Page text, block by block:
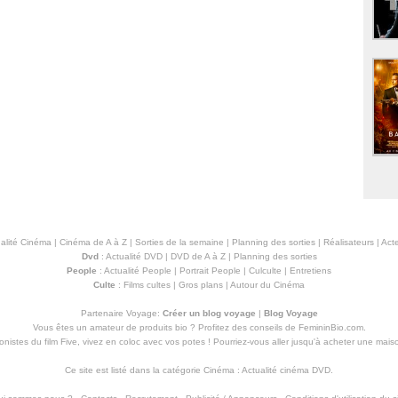
Cinéma | Cinéma de A à Z| Sorties de la semaine | Planning des sorties| Réalisateurs|
Dvd: Actualité DVD| DVD de A à Z| Planning des sorties
People : Actualité People | Portrait People | Culculte | Entretiens
Culte : Films cultes | Gros plans | Autour du Cinéma
Partenaire Voyage: Créer un blog voyage | Blog Voyage
Vous êtes un amateur de produits bio ? Profitez des conseils de FemininBio.com.
du film Five, vivez en coloc avec vos potes ! Pourriez-vous aller jusqu'à acheter une
Ce site est listé dans la catégorie Cinéma : Actualité cinéma DVD